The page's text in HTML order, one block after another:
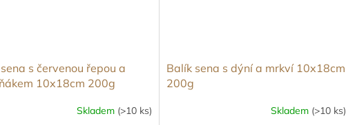
s červenou řepou a
10x18cm 200g
Skladem (>10 ks)
Balík sena s dýní a mrkví 10x18cm
200g
Skladem (>10 ks)